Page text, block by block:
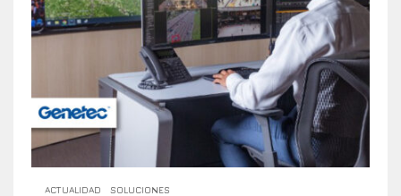
ACTUALIDAD SOLUCIONES